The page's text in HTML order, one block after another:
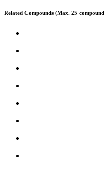
Related Compounds (Max. 25